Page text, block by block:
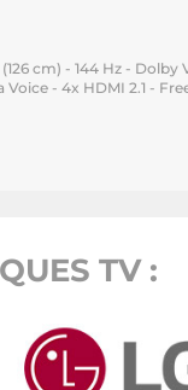
cm) - 144 Hz -
- 4x HDMI 2.1 -
TV :